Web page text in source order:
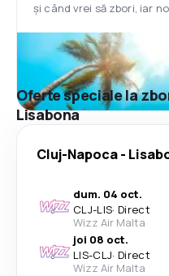
și când vrei să zbori, iar
Oferte speciale la
Lisabona
Cluj-Napoca-
dum. 04 oct.
CLJ-LIS· Direct
Wizz Air Malta
joi 08 oct.
LIS-CLJ· Direct
Wizz Air Malta